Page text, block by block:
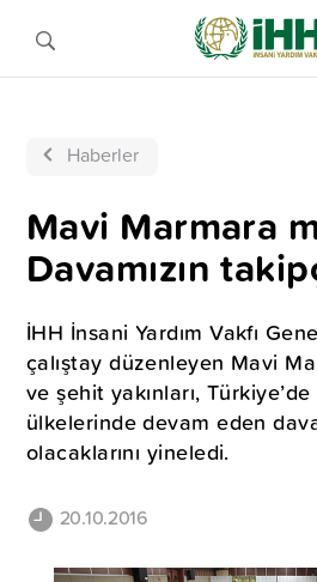
Haberler
Mavi Marmara
Davamızın
İHH İnsani Yardım Vakfı
çalıştay düzenleyen Mavi
ve şehit yakınları,
ülkelerinde devam eden
olacaklarını yineledi.
20.10.2016